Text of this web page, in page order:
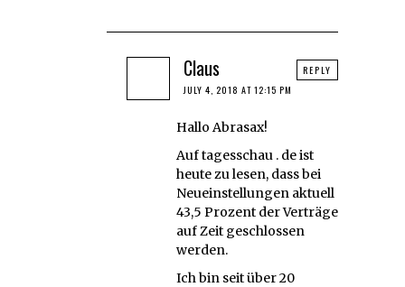
Claus
JULY 4, 2018 AT 12:15 PM
Hallo Abrasax!
Auf tagesschau . de ist
heute zu lesen, dass bei
Neueinstellungen aktuell
43,5 Prozent der Verträge
auf Zeit geschlossen
werden.
Ich bin seit über 20
REPLY